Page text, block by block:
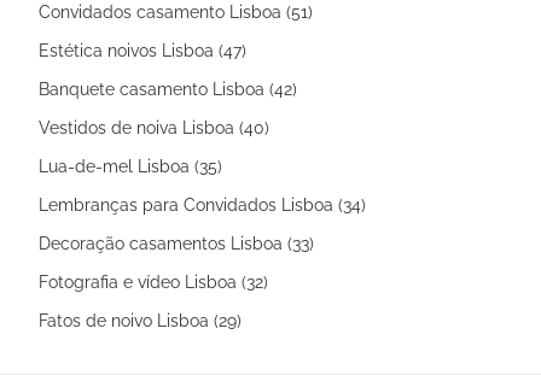
Convidados casamento Lisboa (51)
Estética noivos Lisboa (47)
Banquete casamento Lisboa (42)
Vestidos de noiva Lisboa (40)
Lua-de-mel Lisboa (35)
Lembranças para Convidados Lisboa (34)
Decoração casamentos Lisboa (33)
Fotografia e vídeo Lisboa (32)
Fatos de noivo Lisboa (29)